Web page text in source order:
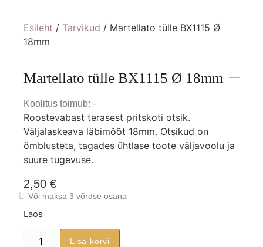
Esileht / Tarvikud / Martellato tülle BX1115 Ø
18mm
Martellato tülle BX1115 Ø 18mm
Koolitus toimub: -
Roostevabast terasest pritskoti otsik.
Väljalaskeava läbimõõt 18mm. Otsikud on
õmblusteta, tagades ühtlase toote väljavoolu ja
suure tugevuse.
2,50 €
Või maksa 3 võrdse osana
Laos
Lisa korvi